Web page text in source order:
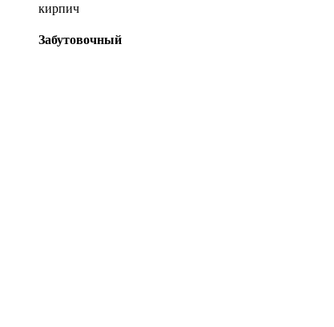
кирпич
Забутовочный